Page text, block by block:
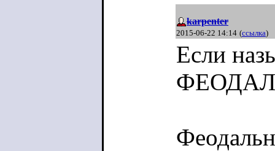
karpenter
2015-06-22 14:14 (ссылка)
Если